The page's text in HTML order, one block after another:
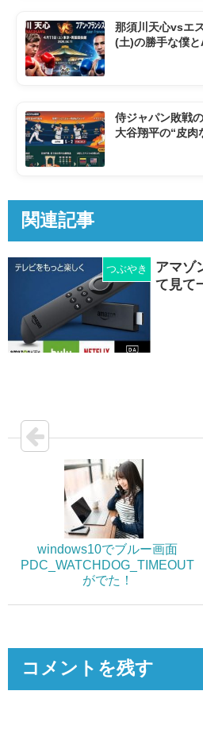
那須川天心vsエ
(土)の勝手な僕と
侍ジャパン敗戦
大谷翔平の“皮肉
関連記事
つぶやき
アマゾ
て見て
windows10でブルー画面
PDC_WATCHDOG_TIMEOUT
がでた！
コメントを残す